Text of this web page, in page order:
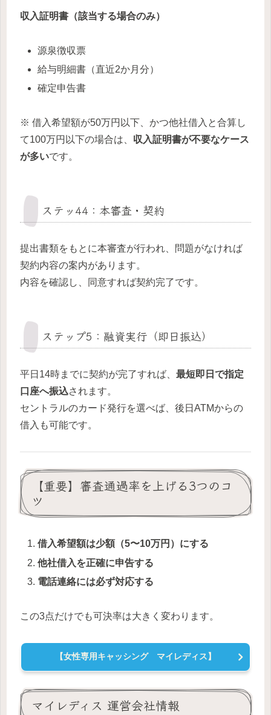
収入証明書（該当する場合のみ）
源泉徴収票
給与明細書（直近2か月分）
確定申告書
※ 借入希望額が50万円以下、かつ他社借入と合算し
て100万円以下の場合は、 収入証明書が不要なケース
が多いです。
ステッ44：本審査・契約
提出書類をもとに本審査が行われ、問題がなければ
契約内容の案内があります。
内容を確認し、同意すれば契約完了です。
ステップ5：融資実行（即日振込）
平日14時までに契約が完了すれば、 最短即日で指定
口座へ振込されます。
セントラルのカード発行を選べば、後日ATMからの
借入も可能です。
【重要】審査通過率を上げる3つのコ
ツ
借入希望額は少額（5〜10万円）にする
他社借入を正確に申告する
電話連絡には必ず対応する
この3点だけでも可決率は大きく変わります。
【女性専用キャッシング マイレディス】
マイレディス 運営会社情報